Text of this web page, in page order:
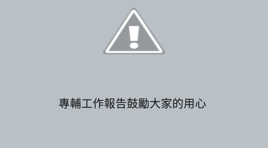
專輔工作報告鼓勵大家的用心